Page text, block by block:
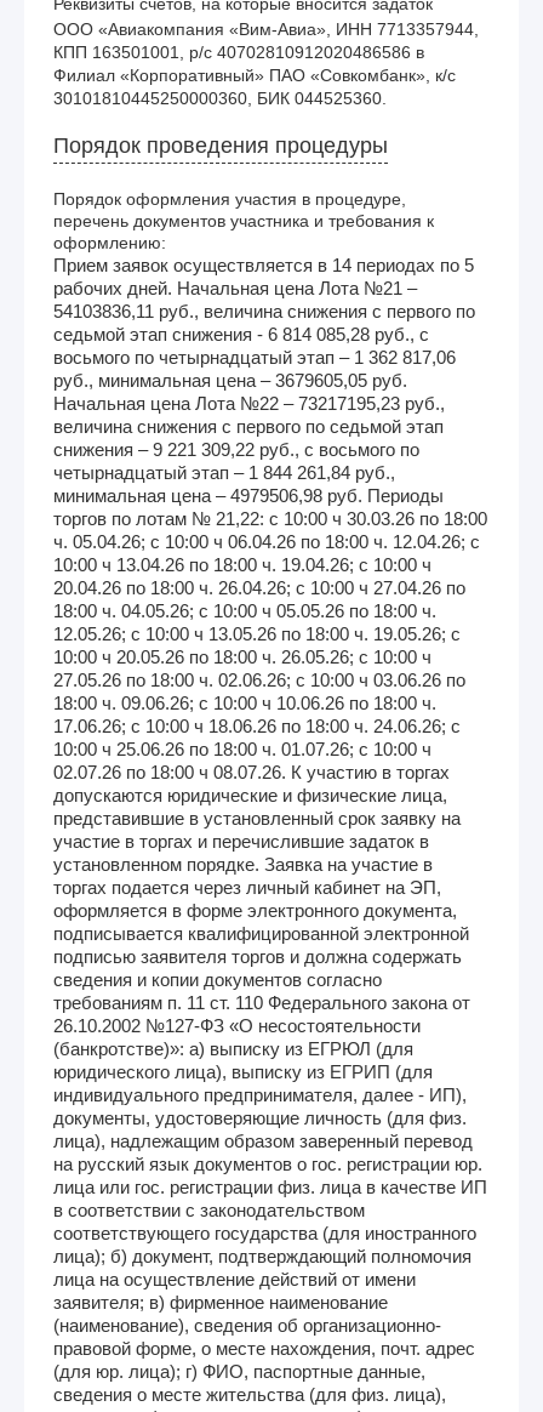
ООО «Авиакомпания «Вим-Авиа», ИНН 7713357944,
КПП 163501001, р/с 40702810912020486586 в
Филиал «Корпоративный» ПАО «Совкомбанк», к/с
30101810445250000360, БИК 044525360.
Порядок проведения процедуры
Порядок оформления участия в процедуре,
перечень документов участника и требования к
оформлению:
Прием заявок осуществляется в 14 периодах по 5
рабочих дней. Начальная цена Лота №21 –
54103836,11 руб., величина снижения с первого по
седьмой этап снижения - 6 814 085,28 руб., с
восьмого по четырнадцатый этап – 1 362 817,06
руб., минимальная цена – 3679605,05 руб.
Начальная цена Лота №22 – 73217195,23 руб.,
величина снижения с первого по седьмой этап
снижения – 9 221 309,22 руб., с восьмого по
четырнадцатый этап – 1 844 261,84 руб.,
минимальная цена – 4979506,98 руб. Периоды
торгов по лотам № 21,22: с 10:00 ч 30.03.26 по 18:00
ч. 05.04.26; с 10:00 ч 06.04.26 по 18:00 ч. 12.04.26; с
10:00 ч 13.04.26 по 18:00 ч. 19.04.26; с 10:00 ч
20.04.26 по 18:00 ч. 26.04.26; с 10:00 ч 27.04.26 по
18:00 ч. 04.05.26; с 10:00 ч 05.05.26 по 18:00 ч.
12.05.26; с 10:00 ч 13.05.26 по 18:00 ч. 19.05.26; с
10:00 ч 20.05.26 по 18:00 ч. 26.05.26; с 10:00 ч
27.05.26 по 18:00 ч. 02.06.26; с 10:00 ч 03.06.26 по
18:00 ч. 09.06.26; с 10:00 ч 10.06.26 по 18:00 ч.
17.06.26; с 10:00 ч 18.06.26 по 18:00 ч. 24.06.26; с
10:00 ч 25.06.26 по 18:00 ч. 01.07.26; с 10:00 ч
02.07.26 по 18:00 ч 08.07.26. К участию в торгах
допускаются юридические и физические лица,
представившие в установленный срок заявку на
участие в торгах и перечислившие задаток в
установленном порядке. Заявка на участие в
торгах подается через личный кабинет на ЭП,
оформляется в форме электронного документа,
подписывается квалифицированной электронной
подписью заявителя торгов и должна содержать
сведения и копии документов согласно
требованиям п. 11 ст. 110 Федерального закона от
26.10.2002 №127-ФЗ «О несостоятельности
(банкротстве)»: а) выписку из ЕГРЮЛ (для
юридического лица), выписку из ЕГРИП (для
индивидуального предпринимателя, далее - ИП),
документы, удостоверяющие личность (для физ.
лица), надлежащим образом заверенный перевод
на русский язык документов о гос. регистрации юр.
лица или гос. регистрации физ. лица в качестве ИП
в соответствии с законодательством
соответствующего государства (для иностранного
лица); б) документ, подтверждающий полномочия
лица на осуществление действий от имени
заявителя; в) фирменное наименование
(наименование), сведения об организационно-
правовой форме, о месте нахождения, почт. адрес
(для юр. лица); г) ФИО, паспортные данные,
сведения о месте жительства (для физ. лица),